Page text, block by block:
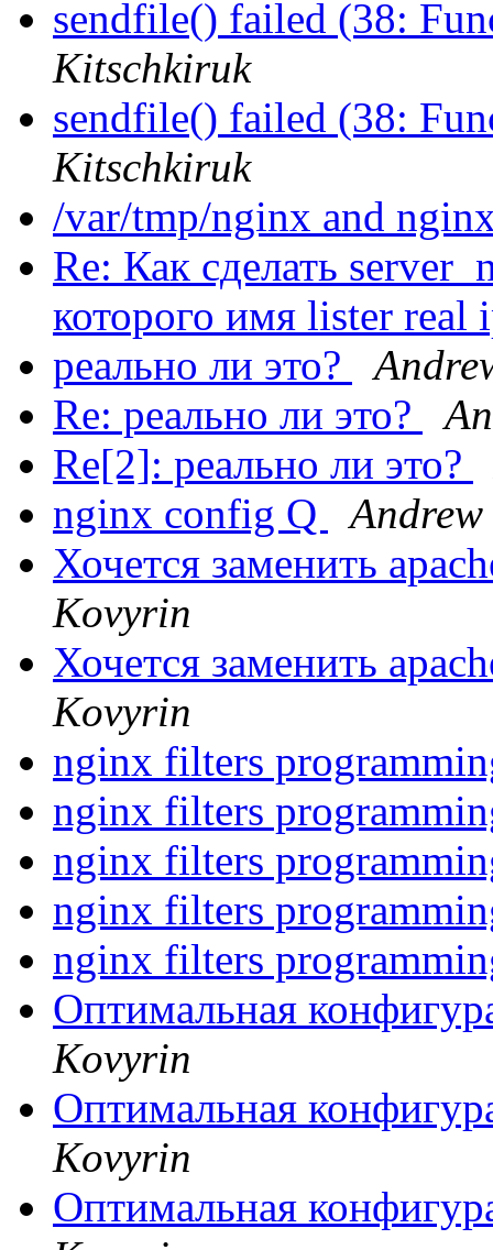
sendfile() failed (38:
Kitschkiruk
sendfile() failed (38:
Kitschkiruk
/var/tmp/nginx and
Re: Как сделать
которого имя lister real
реально ли это?
Re: реально ли это?
Re[2]: реально ли это?
nginx config Q
Хочется заменить
Kovyrin
Хочется заменить
Kovyrin
nginx filters
nginx filters
nginx filters
nginx filters
nginx filters
Оптимальная
Kovyrin
Оптимальная
Kovyrin
Оптимальная